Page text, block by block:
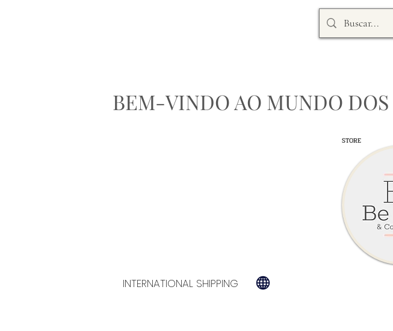
BEM-VINDO AO MUNDO
STORE
INTERNATIONAL SHIPPING